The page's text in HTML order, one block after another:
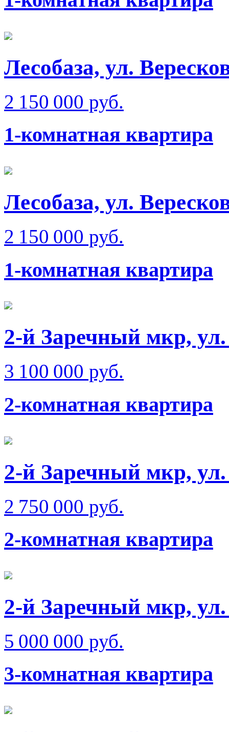
Лесобаза, ул.
2 150 000 руб.
1-комнатная квартира
Лесобаза, ул.
2 150 000 руб.
1-комнатная квартира
2-й Заречный мкр,
3 100 000 руб.
2-комнатная квартира
2-й Заречный мкр, ул.
2 750 000 руб.
2-комнатная квартира
2-й Заречный мкр,
5 000 000 руб.
3-комнатная квартира